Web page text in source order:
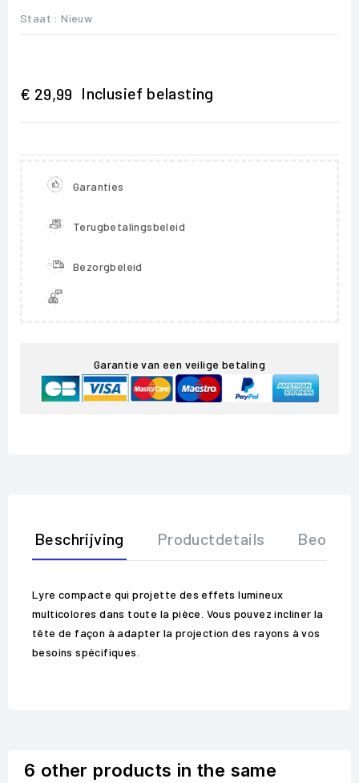
Staat : Nieuw
€ 29,99 Inclusief belasting
Garanties
Terugbetalingsbeleid
Bezorgbeleid
Garantie van een veilige betaling
Beschrijving Productdetails
Lyre compacte qui projette des effets lumineux
multicolores dans toute la pièce. Vous pouvez incliner la
tête de façon à adapter la projection des rayons à vos
besoins spécifiques.
6 other products in the same